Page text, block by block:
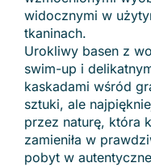
widocznymi w
tkaninach.
Urokliwy basen z
swim-up i
kaskadami wśród
sztuki, ale
przez naturę, która
zamieniła w
pobyt w